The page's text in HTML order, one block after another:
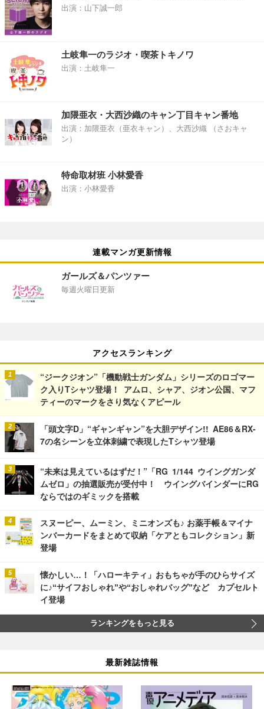
出演：山下誠一郎
土岐隼一のラジオ・喫茶トキノワ
出演：土岐隼一
加隈亜衣・大西沙織のキャン丁目キャン番地
出演：加隈亜衣（亜衣キャン）、大西沙織 （さおキャ
ン）
特命取材班 小林愛香
出演：小林愛香
連載マンガ更新情報
ガールズ＆パンツァー
毎週火曜日更新
アクセスランキング
“ジークジオン”「機動戦士ガンダム」シリーズのロゴマー
ク入りTシャツ登場！ アムロ、シャア、ジオン公国、マフ
ティーのマークをさり気なくアピール
「頭文字D」“ギャンギャン”を大胆デザイン!! AE86＆RX-
7の名シーンを立体刺繍で表現したTシャツ登場
“未来は見えているはずだ！”「RG 1/144 ウイングガンダ
ムゼロ」の抽選販売が受付中！ ウイングバインダーにRG
ならではのギミックを搭載
スヌーピー、ムーミン、ミニオンズも♪ お薬手帳＆マイナ
ンバーカードをまとめて収納「ケアともコレクション」新
登場
懐かしい…！「ハローキティ」おもちゃが手のひらサイズ
に♪“サイフおしゃれ”や“おしゃれバッグ”など カプセルト
イ登場
ランキングをもっと見る
最新雑誌情報